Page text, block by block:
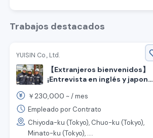
Trabajos destacados
YUISIN Co., Ltd.
【Extranjeros bienvenidos】
¡Entrevista en inglés y japonés
seguridad!
￥ 230,000 ~ /mes
Empleado por Contrato
Chiyoda-ku (Tokyo), Chuo-ku (Tokyo),
Minato-ku (Tokyo), ....